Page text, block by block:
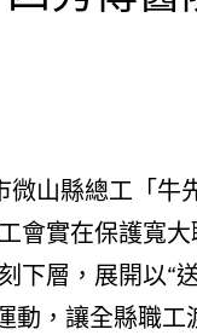
微山縣總工「
會實在保護寬
下層，展開以“
動，讓全縣職工